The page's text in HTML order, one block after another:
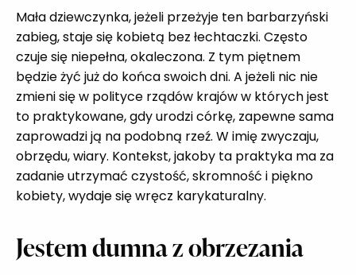
Mała dziewczynka, jeżeli przeżyje ten barbarzyński
zabieg, staje się kobietą bez łechtaczki. Często
czuje się niepełna, okaleczona. Z tym piętnem
będzie żyć już do końca swoich dni. A jeżeli nic nie
zmieni się w polityce rządów krajów w których jest
to praktykowane, gdy urodzi córkę, zapewne sama
zaprowadzi ją na podobną rzeź. W imię zwyczaju,
obrzędu, wiary. Kontekst, jakoby ta praktyka ma za
zadanie utrzymać czystość, skromność i piękno
kobiety, wydaje się wręcz karykaturalny.
Jestem dumna z obrzezania